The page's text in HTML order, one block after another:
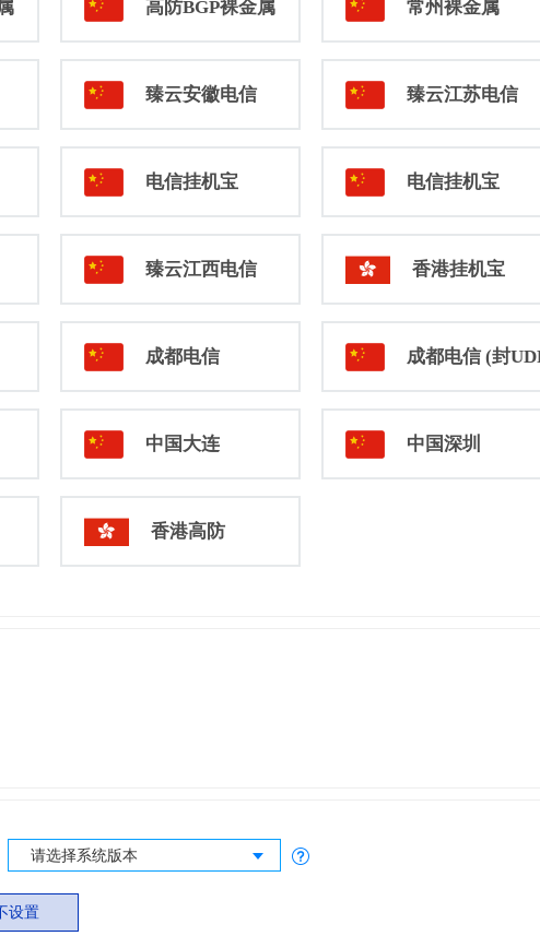
高防BGP裸金属 常州裸金属
臻云安徽电信 臻云江苏电信
电信挂机宝 电信挂机宝
臻云江西电信 香港挂机宝
成都电信 成都电信 (封
中国大连 中国深圳
香港高防
请选择系统版本
设置